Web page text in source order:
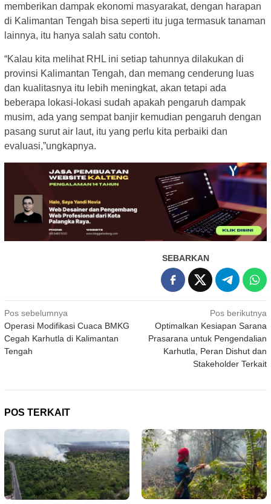
memberikan dampak ekonomi masyarakat, dengan harapan
di Kalimantan Tengah bisa seperti itu juga termasuk tanaman
lainnya, itu hanya salah satu contoh.
“Kalau kita melihat RHL ini setiap tahunnya dilakukan di
provinsi Kalimantan Tengah, dan memang cenderung luas
dan kualitasnya itu lebih meningkat, akan tetapi ada
beberapa lokasi-lokasi sudah apakah pengaruh dampak
musim, ada yang sempat banjir kemudian pengaruh dengan
pasang surut air laut, itu yang perlu kita perbaiki dan
evaluasi,”ungkapnya.
SEBARKAN
Navigasi
pos
Pos sebelumnya
Operasi Modifikasi Cuaca BMKG
Cegah Karhutla di Kalimantan
Tengah
Pos berikutnya
Optimalkan Kesiapan Sarana
Prasarana untuk Pengendalian
Karhutla, Peran Dishut dan
Stakeholder Terkait
POS TERKAIT